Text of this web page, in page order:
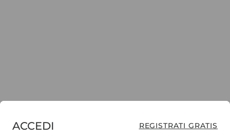
ACCEDI REGISTRATI GRATIS